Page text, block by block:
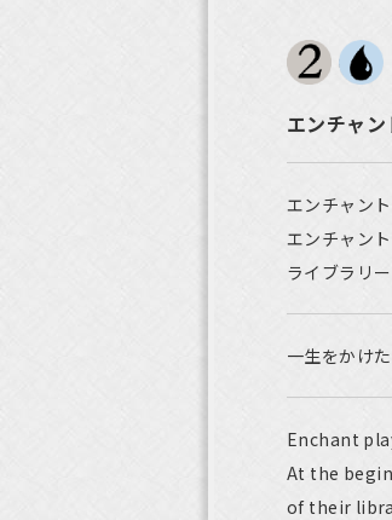
エンチャ
エンチャント
エンチャン
ライブラリ
一生をかけ
Enchant
At the
of their